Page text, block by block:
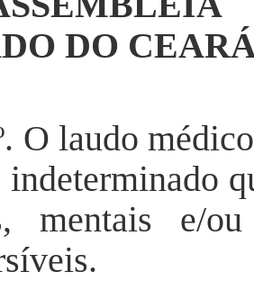
DO
O laudo
indeterminado
mentais e/